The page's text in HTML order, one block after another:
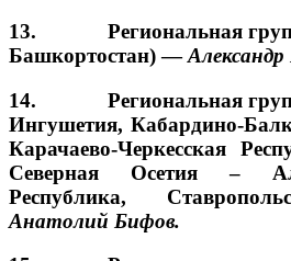
13. Региональная
Башкортостан) —
14. Региональная
Ингушетия, Кабардино-
Карачаево-Черкесская
Северная Осетия –
Республика,
Анатолий Бифов.